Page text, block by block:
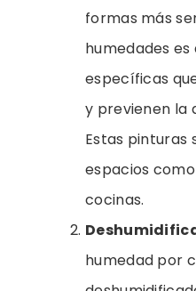
formas más
humedades
específicas
y previenen la
Estas pinturas
espacios
cocinas.
humedad por